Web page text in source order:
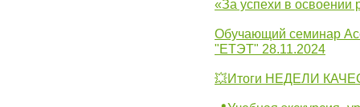
«За успехи в освоении
Обучающий семинар
"ЕТЭТ" 28.11.2024
💥Итоги НЕДЕЛИ